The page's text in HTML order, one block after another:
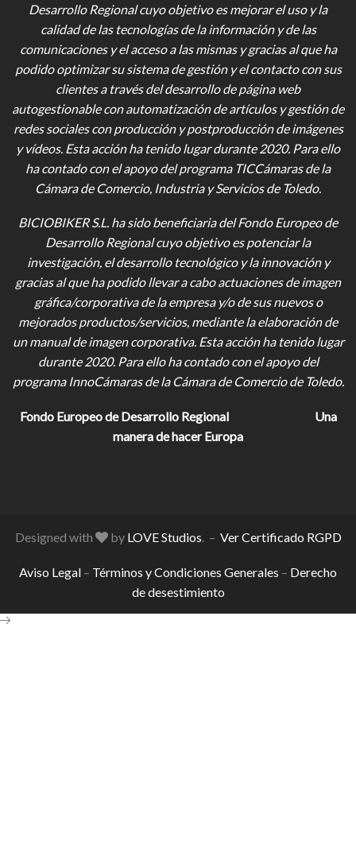
Desarrollo Regional cuyo objetivo es mejorar el uso y la
calidad de las tecnologías de la información y de las
comunicaciones y el acceso a las mismas y gracias al que ha
podido optimizar su sistema de gestión y el contacto con sus
clientes a través del desarrollo de página web
autogestionable con automatización de artículos y gestión de
redes sociales con producción y postproducción de imágenes
y vídeos. Esta acción ha tenido lugar durante 2020. Para ello
ha contado con el apoyo del programa TICCámaras de la
Cámara de Comercio, Industria y Servicios de Toledo.
BICIOBIKER S.L. ha sido beneficiaria del Fondo Europeo de
Desarrollo Regional cuyo objetivo es potenciar la
investigación, el desarrollo tecnológico y la innovación y
gracias al que ha podido llevar a cabo actuaciones de imagen
gráfica/corporativa de la empresa y/o de sus nuevos o
mejorados productos/servicios, mediante la elaboración de
un manual de imagen corporativa. Esta acción ha tenido lugar
durante 2020. Para ello ha contado con el apoyo del
programa InnoCámaras de la Cámara de Comercio de Toledo.
Fondo Europeo de Desarrollo Regional
Una
manera de hacer Europa
Designed with by LOVE Studios. – Ver Certificado RGPD
Aviso Legal – Términos y Condiciones Generales – Derecho
de desestimiento